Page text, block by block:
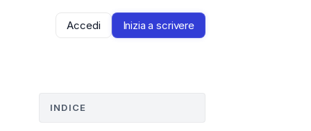
Accedi Inizia a scrivere
INDICE